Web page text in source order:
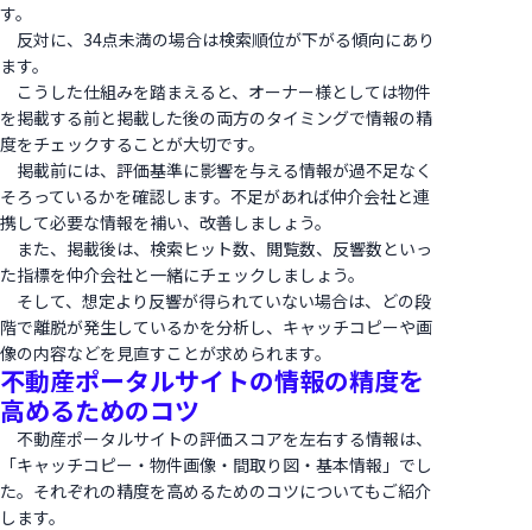
す。
反対に、34点未満の場合は検索順位が下がる傾向にあり
ます。
こうした仕組みを踏まえると、オーナー様としては物件
を掲載する前と掲載した後の両方のタイミングで情報の精
度をチェックすることが大切です。
掲載前には、評価基準に影響を与える情報が過不足なく
そろっているかを確認します。不足があれば仲介会社と連
携して必要な情報を補い、改善しましょう。
また、掲載後は、検索ヒット数、閲覧数、反響数といっ
た指標を仲介会社と一緒にチェックしましょう。
そして、想定より反響が得られていない場合は、どの段
階で離脱が発生しているかを分析し、キャッチコピーや画
像の内容などを見直すことが求められます。
不動産ポータルサイトの情報の精度を
高めるためのコツ
不動産ポータルサイトの評価スコアを左右する情報は、
「キャッチコピー・物件画像・間取り図・基本情報」でし
た。それぞれの精度を高めるためのコツについてもご紹介
します。